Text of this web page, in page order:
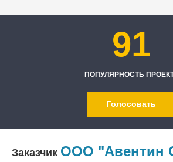
91
ПОПУЛЯРНОСТЬ
Голосовать
Заказчик ООО "Авентин